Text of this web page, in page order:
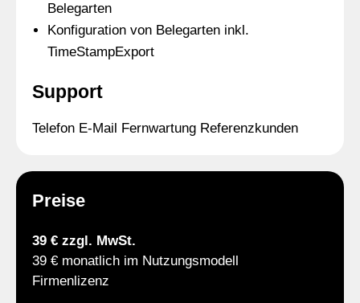
Belegarten
Konfiguration von Belegarten inkl.
TimeStampExport
Support
Telefon E-Mail Fernwartung Referenzkunden
Preise
39 € zzgl. MwSt.
39 € monatlich im Nutzungsmodell
Firmenlizenz